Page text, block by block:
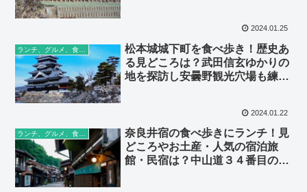
2024.01.25
松本城城下町を食べ歩き！歴史あ
る見どころは？武田信玄ゆかりの
地を探訪し安曇野観光穴場も練り
2024.01.22
ランチ、グルメ、食べ歩き
奈良井宿の食べ歩きにランチ！見
どころやお土産・人気の宿泊旅
館・民宿は？中山道３４番目の宿